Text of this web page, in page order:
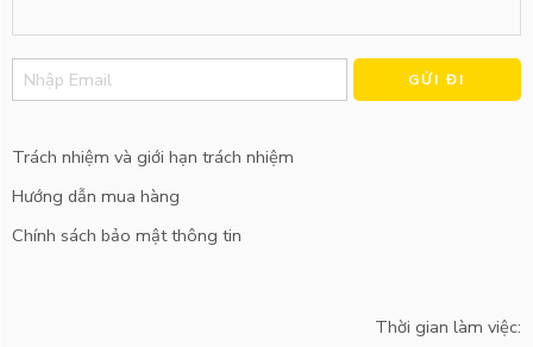
Alternative:
Trách nhiệm và giới hạn trách nhiệm
Hướng dẫn mua hàng
Chính sách bảo mật thông tin
Thời gian làm việc: